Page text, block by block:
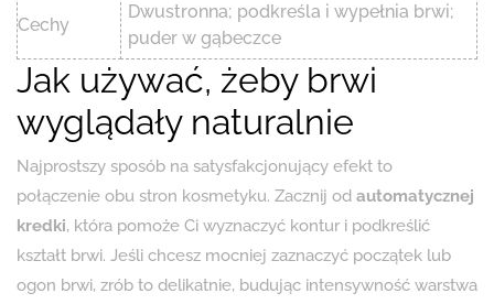
Cechy
Dwustronna; podkreśla i wypełnia brwi;
puder w gąbeczce
Jak używać, żeby brwi
wyglądały naturalnie
Najprostszy sposób na satysfakcjonujący efekt to
połączenie obu stron kosmetyku. Zacznij od automatycznej
kredki, która pomoże Ci wyznaczyć kontur i podkreślić
kształt brwi. Jeśli chcesz mocniej zaznaczyć początek lub
ogon brwi, zrób to delikatnie, budując intensywność warstwa